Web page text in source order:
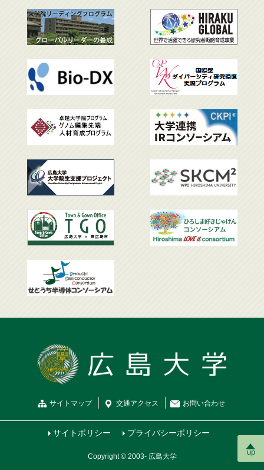
up
サイトマップ 交通アクセス お問い合わせ
サイトポリシー プライバシーポリシー
Copyright © 2003- 広島大学